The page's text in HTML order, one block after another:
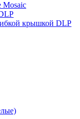
Mosaic
крышкой DLP